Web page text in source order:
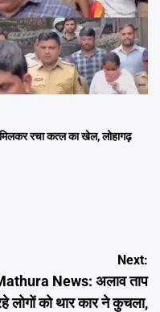
रचा कत्ल का खेल, लोहागढ़
Next:
News: अलाव ताप
लोगों को थार कार ने कुचला,